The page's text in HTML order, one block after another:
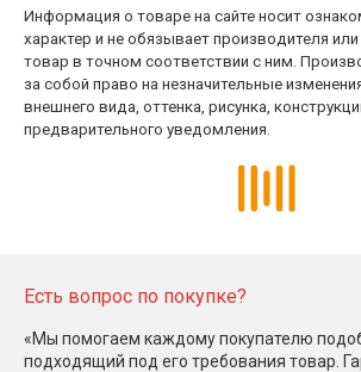
Информация о товаре на сайте носит
характер и не обязывает производителя
товар в точном соответствии с ним.
за собой право на незначительные
внешнего вида, оттенка, рисунка,
предварительного уведомления.
Есть вопрос по покупке?
«Мы помогаем каждому покупателю
подходящий под его требования товар.